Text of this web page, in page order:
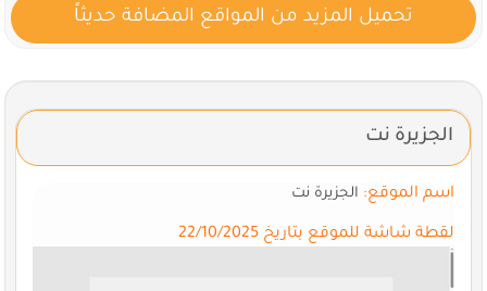
تحميل المزيد من المواقع المضافة حديثاً
الجزيرة نت
اسم الموقع:الجزيرة نت
لقطة شاشة للموقع بتاريخ 22/10/2025